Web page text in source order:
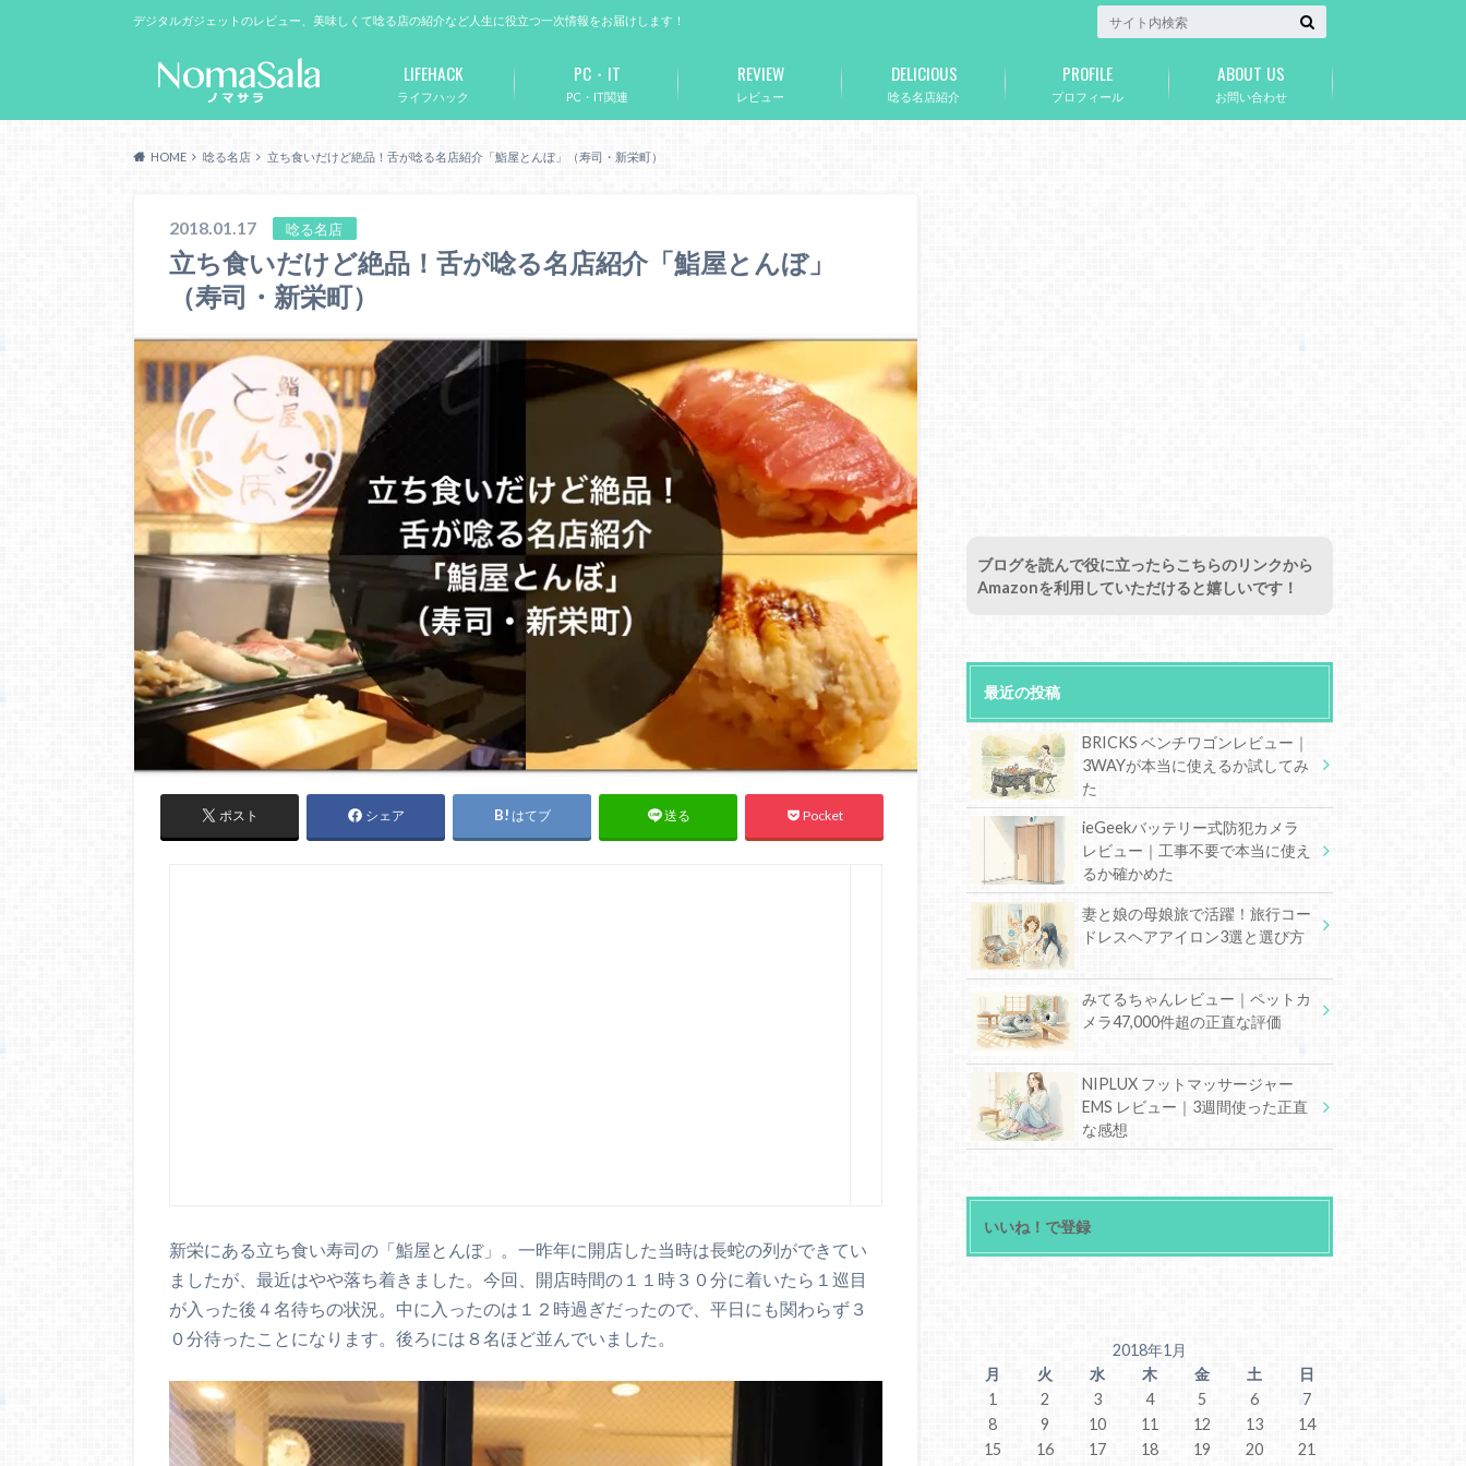
デジタルガジェットのレビュー、美味しくて唸る店の紹介など人生に役立つ一次情報をお届けします！
ライフハック
LIFEHACK
PC・IT関連
PC・IT
レビュー
REVIEW
唸る名店紹介
DELICIOUS
プロフィール
PROFILE
お問い合わせ
ABOUT US
HOME 唸る名店 立ち食いだけど絶品！舌が唸る名店紹介「鮨屋とんぼ」（寿司・新栄町）
2018.01.17 唸る名店
立ち食いだけど絶品！舌が唸る名店紹介「鮨屋とんぼ」
（寿司・新栄町）
ポスト シェア はてブ 送る Pocket
新栄にある立ち食い寿司の「鮨屋とんぼ」。一昨年に開店した当時は長蛇の列ができてい
ましたが、最近はやや落ち着きました。今回、開店時間の１１時３０分に着いたら１巡目
が入った後４名待ちの状況。中に入ったのは１２時過ぎだったので、平日にも関わらず３
０分待ったことになります。後ろには８名ほど並んでいました。
ブログを読んで役に立ったらこちらのリンクから
Amazonを利用していただけると嬉しいです！
最近の投稿
BRICKS ベンチワゴンレビュー｜
3WAYが本当に使えるか試してみ
た
ieGeekバッテリー式防犯カメラ
レビュー｜工事不要で本当に使え
るか確かめた
妻と娘の母娘旅で活躍！旅行コー
ドレスヘアアイロン3選と選び方
みてるちゃんレビュー｜ペットカ
メラ47,000件超の正直な評価
NIPLUX フットマッサージャー
EMS レビュー｜3週間使った正直
な感想
いいね！で登録
2018年1月
月
火 水 木 金 土
日
1
2 3 4 5 6
7
8
9 10 11 12 13
14
15
16 17 18 19 20
21